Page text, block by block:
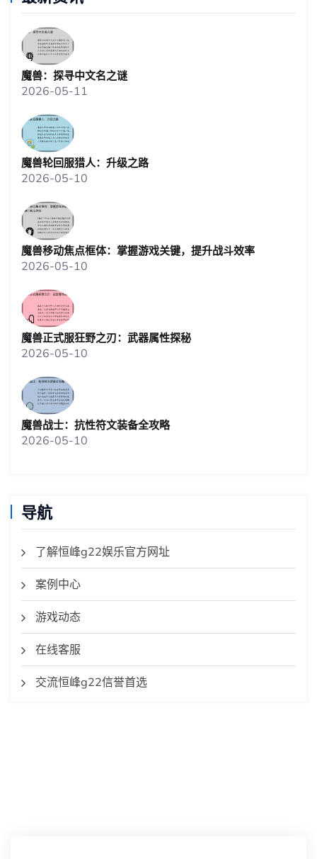
魔兽：探寻中文名之谜
2026-05-11
魔兽轮回服猎人：升级之路
2026-05-10
魔兽移动焦点框体：掌握游戏关键，提升战斗效率
2026-05-10
魔兽正式服狂野之刃：武器属性探秘
2026-05-10
魔兽战士：抗性符文装备全攻略
2026-05-10
导航
了解恒峰g22娱乐官方网址
案例中心
游戏动态
在线客服
交流恒峰g22信誉首选